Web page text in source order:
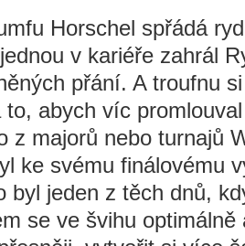
Horschel spřádá
v kariéře zahrál
přání. A troufnu
to, abych víc
z majorů nebo turnajů
ke svému finálovému
byl jeden z těch dnů,
se ve švihu